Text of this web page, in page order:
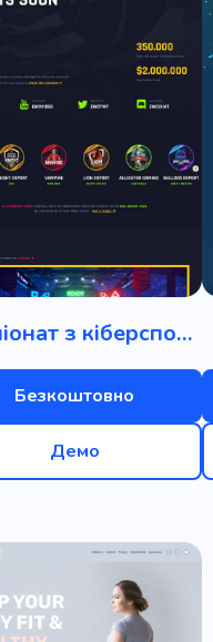
Чемпіонат з кіберспорту
Безкоштовно
Демо